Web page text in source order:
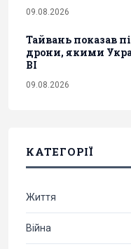
09.08.2026
Тайвань показав
дрони, якими
BI
09.08.2026
КАТЕГОРІЇ
Життя
Війна